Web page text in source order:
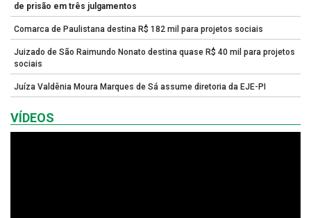
de prisão em três julgamentos
Comarca de Paulistana destina R$ 182 mil para projetos sociais
Juizado de São Raimundo Nonato destina quase R$ 40 mil para projetos
sociais
Juíza Valdênia Moura Marques de Sá assume diretoria da EJE-PI
VÍDEOS